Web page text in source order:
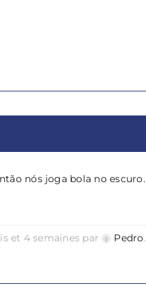
nós joga bola no escuro.
et 4 semaines par Pedro.